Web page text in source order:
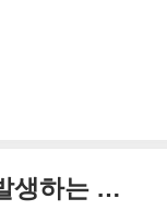
고객 상담을 통해 사고를 분석해 본 결과, 노동 재해가 발생하는 과정에 중상자 한명이 나오면 그 전에 같은 원인으로 발생한 경상자가 29명, 또..